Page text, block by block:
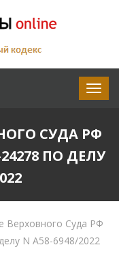
СУДА РФ
24278 ПО ДЕЛУ
Верховного Суда РФ
N А58-6948/2022